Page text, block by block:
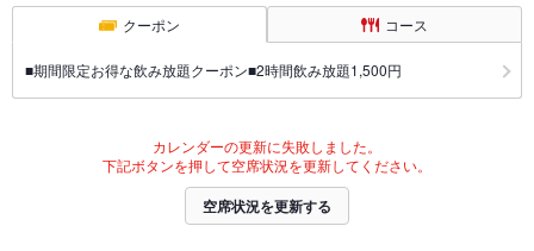
クーポン コース
■期間限定お得な飲み放題クーポン■2時間飲み放題1,500円
カレンダーの更新に失敗しました。
下記ボタンを押して空席状況を更新してください。
空席状況を更新する